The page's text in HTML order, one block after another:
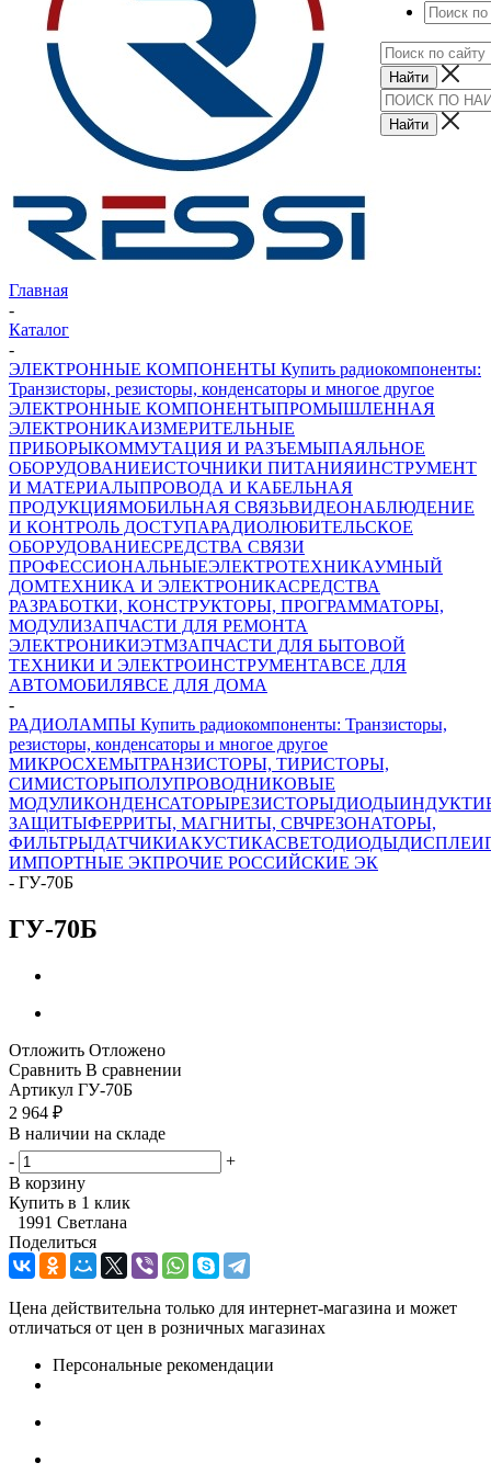
Главная
-
Каталог
-
ЭЛЕКТРОННЫЕ КОМПОНЕНТЫ Купить радиокомпоненты:
Транзисторы, резисторы, конденсаторы и многое другое
ЭЛЕКТРОННЫЕ КОМПОНЕНТЫПРОМЫШЛЕННАЯ
ЭЛЕКТРОНИКАИЗМЕРИТЕЛЬНЫЕ
ПРИБОРЫКОММУТАЦИЯ И РАЗЪЕМЫПАЯЛЬНОЕ
ОБОРУДОВАНИЕИСТОЧНИКИ ПИТАНИЯИНСТРУМЕНТ
И МАТЕРИАЛЫПРОВОДА И КАБЕЛЬНАЯ
ПРОДУКЦИЯМОБИЛЬНАЯ СВЯЗЬВИДЕОНАБЛЮДЕНИЕ
И КОНТРОЛЬ ДОСТУПАРАДИОЛЮБИТЕЛЬСКОЕ
ОБОРУДОВАНИЕСРЕДСТВА СВЯЗИ
ПРОФЕССИОНАЛЬНЫЕЭЛЕКТРОТЕХНИКАУМНЫЙ
ДОМТЕХНИКА И ЭЛЕКТРОНИКАСРЕДСТВА
РАЗРАБОТКИ, КОНСТРУКТОРЫ, ПРОГРАММАТОРЫ,
МОДУЛИЗАПЧАСТИ ДЛЯ РЕМОНТА
ЭЛЕКТРОНИКИЭТМЗАПЧАСТИ ДЛЯ БЫТОВОЙ
ТЕХНИКИ И ЭЛЕКТРОИНСТРУМЕНТАВСЕ ДЛЯ
АВТОМОБИЛЯВСЕ ДЛЯ ДОМА
-
РАДИОЛАМПЫ Купить радиокомпоненты: Транзисторы,
резисторы, конденсаторы и многое другое
МИКРОСХЕМЫТРАНЗИСТОРЫ, ТИРИСТОРЫ,
СИМИСТОРЫПОЛУПРОВОДНИКОВЫЕ
МОДУЛИКОНДЕНСАТОРЫРЕЗИСТОРЫДИОДЫ
ЗАЩИТЫФЕРРИТЫ, МАГНИТЫ, СВЧРЕЗОНАТОРЫ,
ФИЛЬТРЫДАТЧИКИАКУСТИКАСВЕТОДИОДЫДИСПЛЕИ
ИМПОРТНЫЕ ЭКПРОЧИЕ РОССИЙСКИЕ ЭК
- ГУ-70Б
ГУ-70Б
Отложить Отложено
Сравнить В сравнении
Артикул ГУ-70Б
2 964 ₽
В наличии на складе
-
+
В корзину
Купить в 1 клик
1991 Светлана
Поделиться
Цена действительна только для интернет-магазина и может
отличаться от цен в розничных магазинах
Персональные рекомендации